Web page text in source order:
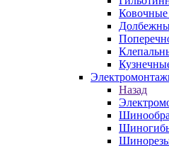
Назад